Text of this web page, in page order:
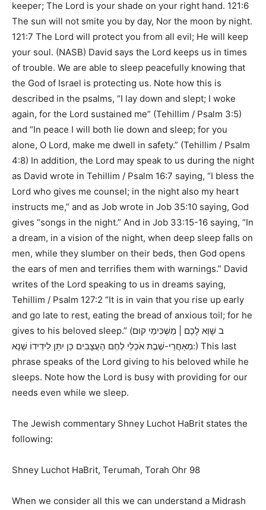
keeper; The Lord is your shade on your right hand. 121:6
The sun will not smite you by day, Nor the moon by night.
121:7 The Lord will protect you from all evil; He will keep
your soul. (NASB) David says the Lord keeps us in times
of trouble. We are able to sleep peacefully knowing that
the God of Israel is protecting us. Note how this is
described in the psalms, “I lay down and slept; I woke
again, for the Lord sustained me” (Tehillim / Psalm 3:5)
and “In peace I will both lie down and sleep; for you
alone, O Lord, make me dwell in safety.” (Tehillim / Psalm
4:8) In addition, the Lord may speak to us during the night
as David wrote in Tehillim / Psalm 16:7 saying, “I bless the
Lord who gives me counsel; in the night also my heart
instructs me,” and as Job wrote in Job 35:10 saying, God
gives “songs in the night.” And in Job 33:15-16 saying, “In
a dream, in a vision of the night, when deep sleep falls on
men, while they slumber on their beds, then God opens
the ears of men and terrifies them with warnings.” David
writes of the Lord speaking to us in dreams saying,
Tehillim / Psalm 127:2 “It is in vain that you rise up early
and go late to rest, eating the bread of anxious toil; for he
gives to his beloved sleep.” (ב שָׁוְא לָכֶם | מַשְׁכִּימֵי קוּם
מְאַחֲרֵי-שֶׁבֶת אֹכְלֵי לֶחֶם הָעֲצָבִים כֵּן יִתֵּן לִידִידוֹ שֵׁנָא:) This last
phrase speaks of the Lord giving to his beloved while he
sleeps. Note how the Lord is busy with providing for our
needs even while we sleep.
The Jewish commentary Shney Luchot HaBrit states the
following:
Shney Luchot HaBrit, Terumah, Torah Ohr 98
When we consider all this we can understand a Midrash